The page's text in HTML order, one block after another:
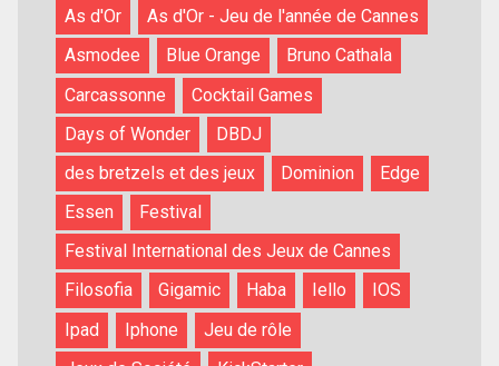
As d'Or
As d'Or - Jeu de l'année de Cannes
Asmodee
Blue Orange
Bruno Cathala
Carcassonne
Cocktail Games
Days of Wonder
DBDJ
des bretzels et des jeux
Dominion
Edge
Essen
Festival
Festival International des Jeux de Cannes
Filosofia
Gigamic Haba Iello
IOS
Ipad
Iphone
Jeu de rôle